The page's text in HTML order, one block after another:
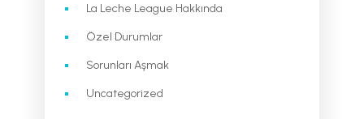
La Leche League Hakkında
Özel Durumlar
Sorunları Aşmak
Uncategorized